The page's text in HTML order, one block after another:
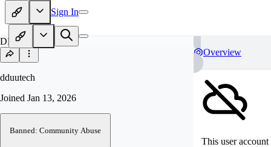
Sign In
DD
dduutech
Joined Jan 13, 2026
Banned: Community Abuse
Overview
This user